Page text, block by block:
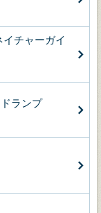
チャーガイ
ランプ